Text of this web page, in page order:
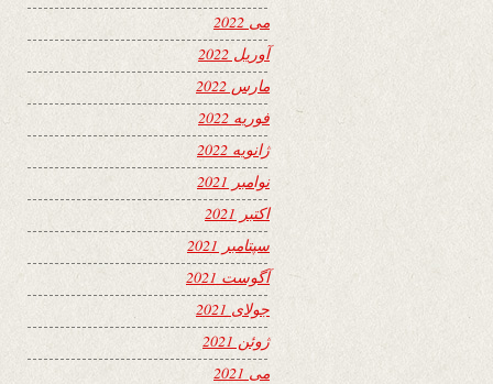
می 2022
آوریل 2022
مارس 2022
فوریه 2022
ژانویه 2022
نوامبر 2021
اکتبر 2021
سپتامبر 2021
آگوست 2021
جولای 2021
ژوئن 2021
می 2021